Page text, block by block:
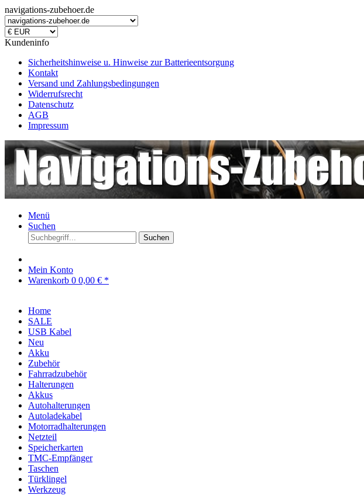
navigations-zubehoer.de
Kundeninfo
Sicherheitshinweise u. Hinweise zur Batterieentsorgung
Kontakt
Versand und Zahlungsbedingungen
Widerrufsrecht
Datenschutz
AGB
Impressum
Menü
Suchen
Suchen
Mein Konto
Warenkorb 0 0,00 € *
Home
SALE
USB Kabel
Neu
Akku
Zubehör
Fahrradzubehör
Halterungen
Akkus
Autohalterungen
Autoladekabel
Motorradhalterungen
Netzteil
Speicherkarten
TMC-Empfänger
Taschen
Türklingel
Werkzeug